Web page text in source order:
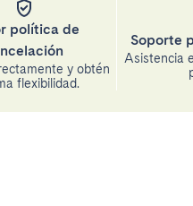
política de
y obtén
flexibilidad.
Soporte
Asistencia